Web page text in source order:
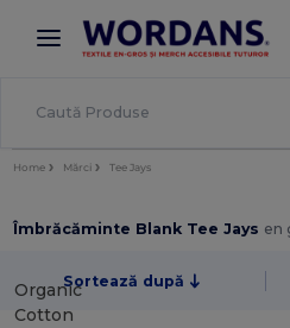
× Aplicația Wordans
Prețuri mai bune în aplicație!
Home Mărci Tee Jays
Îmbrăcăminte Blank Tee Jays en
Sortează după
Organic
Cotton